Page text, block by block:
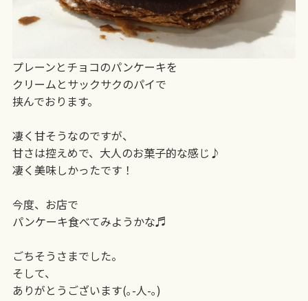
プレーンとチョコのパンケーキを
クリームとサックサクのパイで
挟んでおります。
凄く甘そうなのですが、
甘さは控えめで、大人のお菓子的な感じ♪
凄く美味しかったです！
今度、お店で
パンケーキ食べてみようかな♬
ごちそうさまでした。
そして、
ありがとうございます(｡-人-｡)